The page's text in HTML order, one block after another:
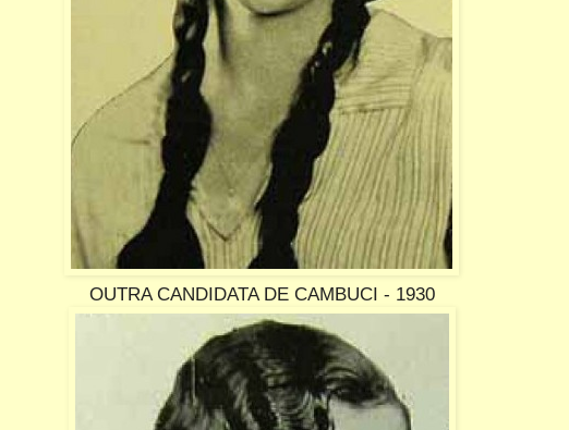
OUTRA CANDIDATA DE CAMBUCI - 1930